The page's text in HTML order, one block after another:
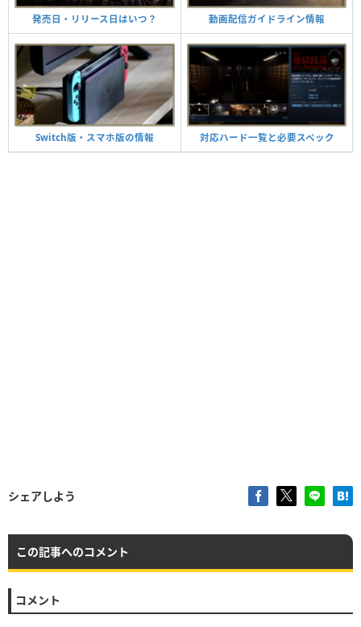
発売日・リリース日はいつ？ 動画配信ガイドライン情報
Switch版・スマホ版の情報 対応ハード一覧と必要スペック
シェアしよう
この記事へのコメント
コメント